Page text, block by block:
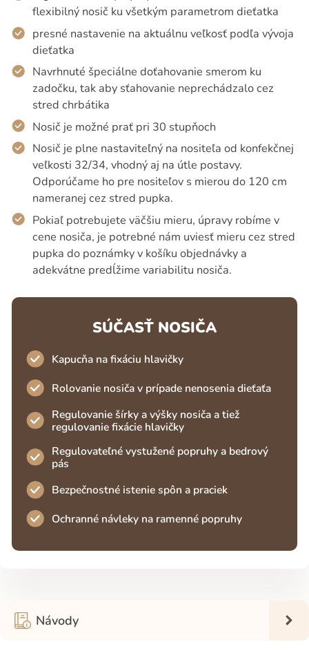
flexibilný nosič ku všetkým parametrom dieťatka
presné nastavenie na aktuálnu veľkosť podľa vývoja
dieťatka
Navrhnuté špeciálne doťahovanie smerom ku
zadočku, tak aby sťahovanie neprechádzalo cez
stred chrbátika
Nosič je možné prať pri 30 stupňoch
Nosič je plne nastaviteľný na nositeľa od konfekčnej
veľkosti 32/34, vhodný aj na útle postavy.
Odporúčame ho pre nositeľov s mierou do 120 cm
nameranej cez stred pupka.
Pokiaľ potrebujete väčšiu mieru, úpravy robíme v
cene nosiča, je potrebné nám uviesť mieru cez stred
pupka do poznámky v košíku objednávky a
adekvátne predĺžime variabilitu nosiča.
SÚČASŤ NOSIČA
Kapucňa na fixáciu hlavičky
Rolovanie nosiča v prípade nenosenia dieťaťa
Regulovanie šírky a výšky nosiča a tiež
regulovanie fixácie hlavičky
Regulovateľné vystužené popruhy a bedrový
pás
Bezpečnostné istenie spôn a praciek
Ochranné návleky na ramenné popruhy
Návody